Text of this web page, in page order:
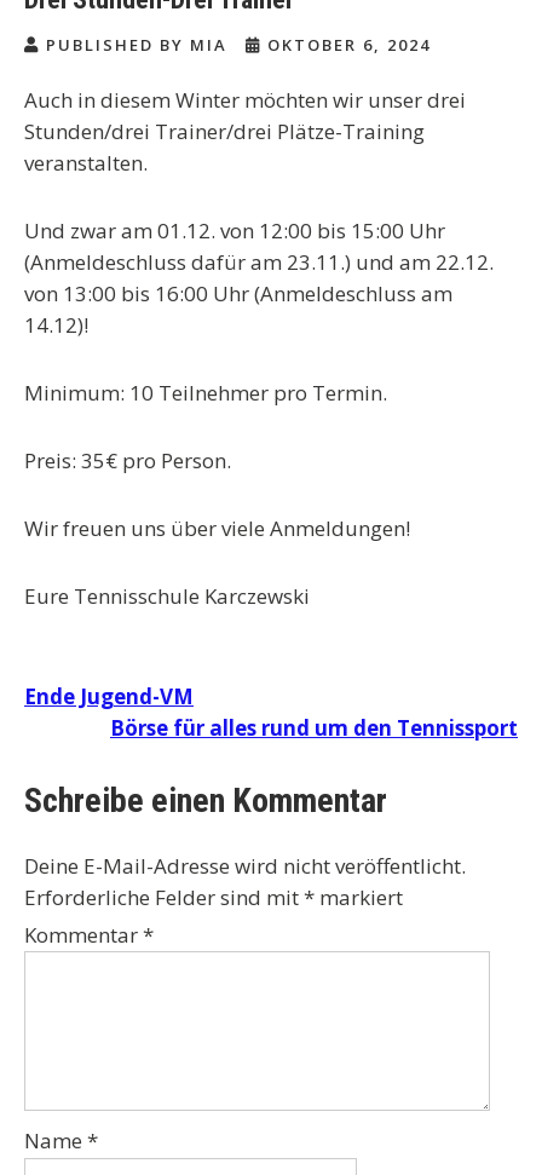
PUBLISHED BY MIA OKTOBER 6, 2024
Auch in diesem Winter möchten wir unser drei
Stunden/drei Trainer/drei Plätze-Training
veranstalten.
Und zwar am 01.12. von 12:00 bis 15:00 Uhr
(Anmeldeschluss dafür am 23.11.) und am 22.12.
von 13:00 bis 16:00 Uhr (Anmeldeschluss am
14.12)!
Minimum: 10 Teilnehmer pro Termin.
Preis: 35€ pro Person.
Wir freuen uns über viele Anmeldungen!
Eure Tennisschule Karczewski
Beitragsnavigation
Ende Jugend-VM
Börse für alles rund um den Tennissport
Schreibe einen Kommentar
Deine E-Mail-Adresse wird nicht veröffentlicht.
Erforderliche Felder sind mit* markiert
Kommentar*
Name *